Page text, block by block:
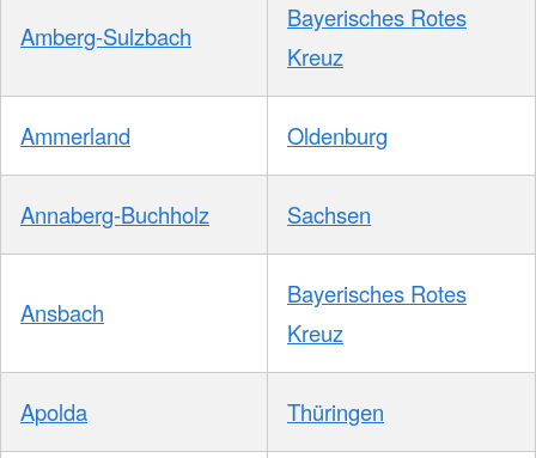
Amberg-Sulzbach
Bayerisches Rotes
Kreuz
Ammerland Oldenburg
Annaberg-Buchholz Sachsen
Ansbach
Bayerisches Rotes
Kreuz
Apolda Thüringen